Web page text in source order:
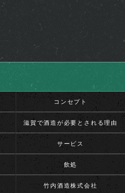
コンセプト
滋賀で酒造が必要とされる理由
サービス
飲処
竹内酒造株式会社